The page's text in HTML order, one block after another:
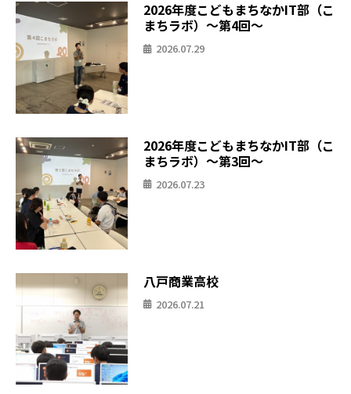
2026年度こどもまちなかIT部（こ
まちラボ）〜第4回〜
2026.07.29
2026年度こどもまちなかIT部（こ
まちラボ）〜第3回〜
2026.07.23
八戸商業高校
2026.07.21